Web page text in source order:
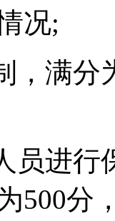
况;
，满分
员进
500分